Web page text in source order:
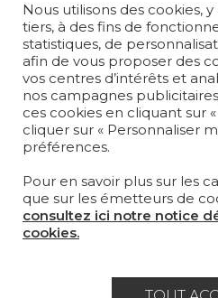
LA MAISON
OÙ NOUS TROUVER ?
Mentions
Politique générale
Condtions
Nous utilisons des cookies,
tiers, à des fins de
statistiques, de
afin de vous proposer des
vos centres d’intérêts et
nos campagnes
ces cookies en cliquant sur
cliquer sur « Personnaliser
préférences.
Pour en savoir plus sur les
que sur les émetteurs de
consultez ici notre notice
cookies.